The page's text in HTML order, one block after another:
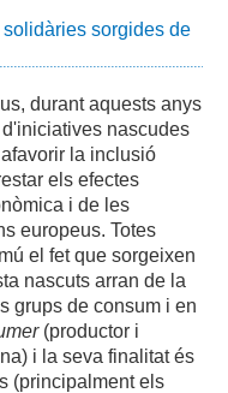
sorgides de
durant aquests anys
nascudes
la inclusió
els efectes
i de les
europeus. Totes
el fet que sorgeixen
nascuts arran de la
grups de consum i en
(productor i
i la seva finalitat és
(principalment els